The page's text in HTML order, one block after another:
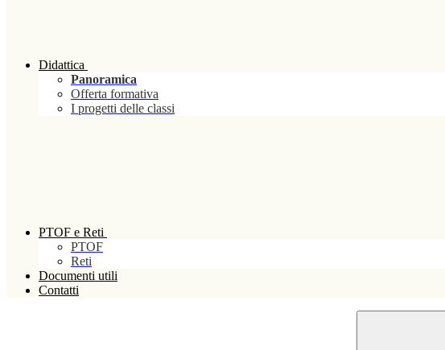
Didattica
Panoramica
Offerta formativa
I progetti delle classi
PTOF e Reti
PTOF
Reti
Documenti utili
Contatti